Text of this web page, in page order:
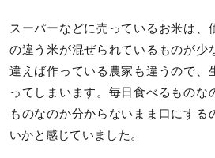
スーパーなどに売っているお米は、
の違う米が混ぜられているものが少
違えば作っている農家も違うので、
ってしまいます。毎日食べるものな
ものなのか分からないまま口にする
いかと感じていました。